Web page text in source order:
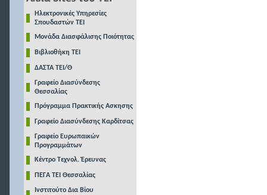
Ηλεκτρονικές Υπηρεσίες
Σπουδαστών ΤΕΙ
Μονάδα Διασφάλισης Ποιότητας
Βιβλιοθήκη ΤΕΙ
ΔΑΣΤΑ ΤΕΙ/Θ
Γραφείο Διασύνδεσης
Θεσσαλίας
Πρόγραμμα Πρακτικής Ασκησης
Γραφείο Διασύνδεσης Καρδίτσας
Γραφείο Ευρωπαικών
Προγραμμάτων
Κέντρο Τεχνολ. Έρευνας
ΠΕΓΑ ΤΕΙ Θεσσαλίας
Ινστιτούτο Δια Βίου